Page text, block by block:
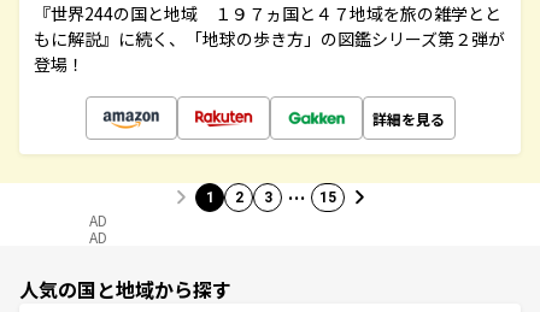
『世界244の国と地域 １９７ヵ国と４７地域を旅の雑学とと
もに解説』に続く、「地球の歩き方」の図鑑シリーズ第２弾が
登場！
詳細を見る
1 2 3 … 15
AD
AD
人気の国と地域から探す